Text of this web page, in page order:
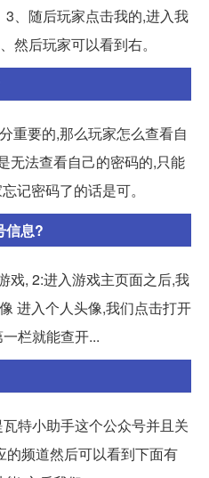
、随后玩家点击我的,进入我
然后玩家可以看到右。
重要的,那么玩家怎么查看自
无法查看自己的密码的,只能
记密码了的话是可。
信息?
戏, 2:进入游戏主页面之后,我
进入个人头像,我们点击打开
栏就能查开...
特小助手这个公众号并且关
的频道然后可以看到下面有